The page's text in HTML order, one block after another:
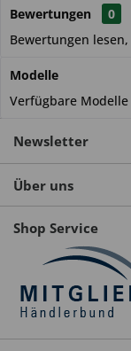
Bewertungen
0
Bewertungen
Modelle
Verfügbare Modelle
Newsletter
Über uns
Shop Service